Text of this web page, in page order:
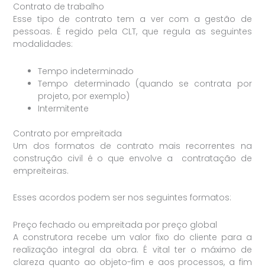
Contrato de trabalho
Esse tipo de contrato tem a ver com a gestão de
pessoas. É regido pela CLT, que regula as seguintes
modalidades:
Tempo indeterminado
Tempo determinado (quando se contrata por
projeto, por exemplo)
Intermitente
Contrato por empreitada
Um dos formatos de contrato mais recorrentes na
construção civil é o que envolve a contratação de
empreiteiras.
Esses acordos podem ser nos seguintes formatos:
Preço fechado ou empreitada por preço global
A construtora recebe um valor fixo do cliente para a
realização integral da obra. É vital ter o máximo de
clareza quanto ao objeto-fim e aos processos, a fim